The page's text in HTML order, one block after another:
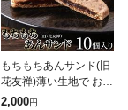
もちもちあんサンド(旧
花友禅)薄い生地で お餅
と 粒あん を挟んだ上品
2,000円